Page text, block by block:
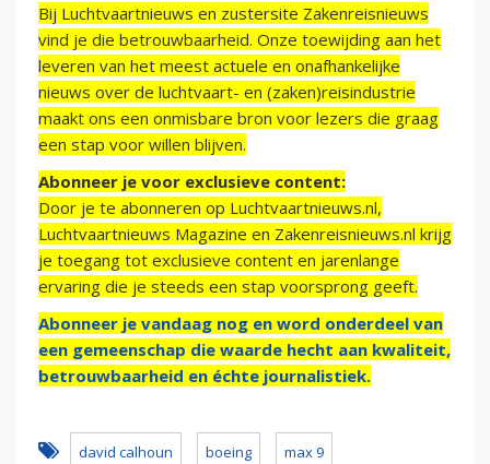
Bij Luchtvaartnieuws en zustersite Zakenreisnieuws
vind je die betrouwbaarheid. Onze toewijding aan het
leveren van het meest actuele en onafhankelijke
nieuws over de luchtvaart- en (zaken)reisindustrie
maakt ons een onmisbare bron voor lezers die graag
een stap voor willen blijven.
Abonneer je voor exclusieve content:
Door je te abonneren op Luchtvaartnieuws.nl,
Luchtvaartnieuws Magazine en Zakenreisnieuws.nl krijg
je toegang tot exclusieve content en jarenlange
ervaring die je steeds een stap voorsprong geeft.
Abonneer je vandaag nog en word onderdeel van
een gemeenschap die waarde hecht aan kwaliteit,
betrouwbaarheid en échte journalistiek.
david calhoun boeing max 9